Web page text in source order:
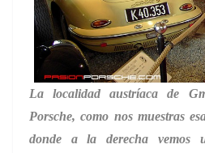
La localidad austríaca de
Porsche, como nos muestras
donde a la derecha vemos